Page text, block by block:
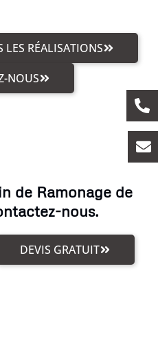
LES RÉALISATIONS
NOUS
de Ramonage de
nous.
DEVIS GRATUIT